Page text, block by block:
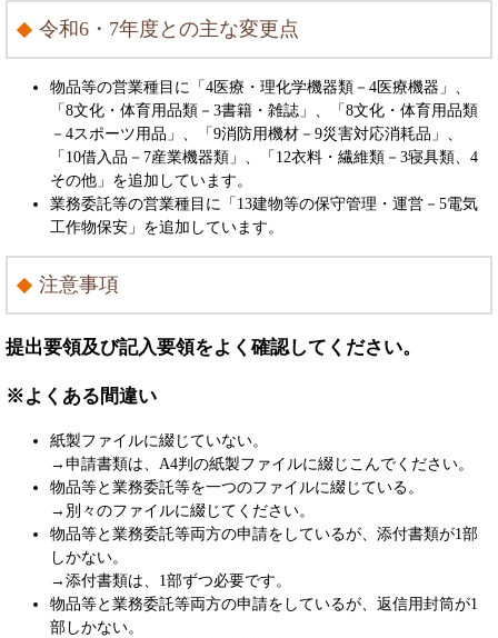
令和6・7年度との主な変更点
物品等の営業種目に「4医療・理化学機器類－4医療機器」、
「8文化・体育用品類 － 3書籍・雑誌」、「8文化・体育用品類
－4スポーツ用品」、「9消防用機材－9災害対応消耗品」、
「10借入品－7産業機器類」、「12衣料・繊維類－3寝具類、4
その他」を追加しています。
業務委託等の営業種目に「13建物等の保守管理・運営－5電気
工作物保安」を追加しています。
注意事項
提出要領及び記入要領をよく確認してください。
※よくある間違い
紙製ファイルに綴じていない。
→申請書類は、A4判の紙製ファイルに綴じこんでください。
物品等と業務委託等を一つのファイルに綴じている。
→別々のファイルに綴じてください。
物品等と業務委託等両方の申請をしているが、添付書類が1部
しかない。
→添付書類は、1部ずつ必要です。
物品等と業務委託等両方の申請をしているが、返信用封筒が1
部しかない。